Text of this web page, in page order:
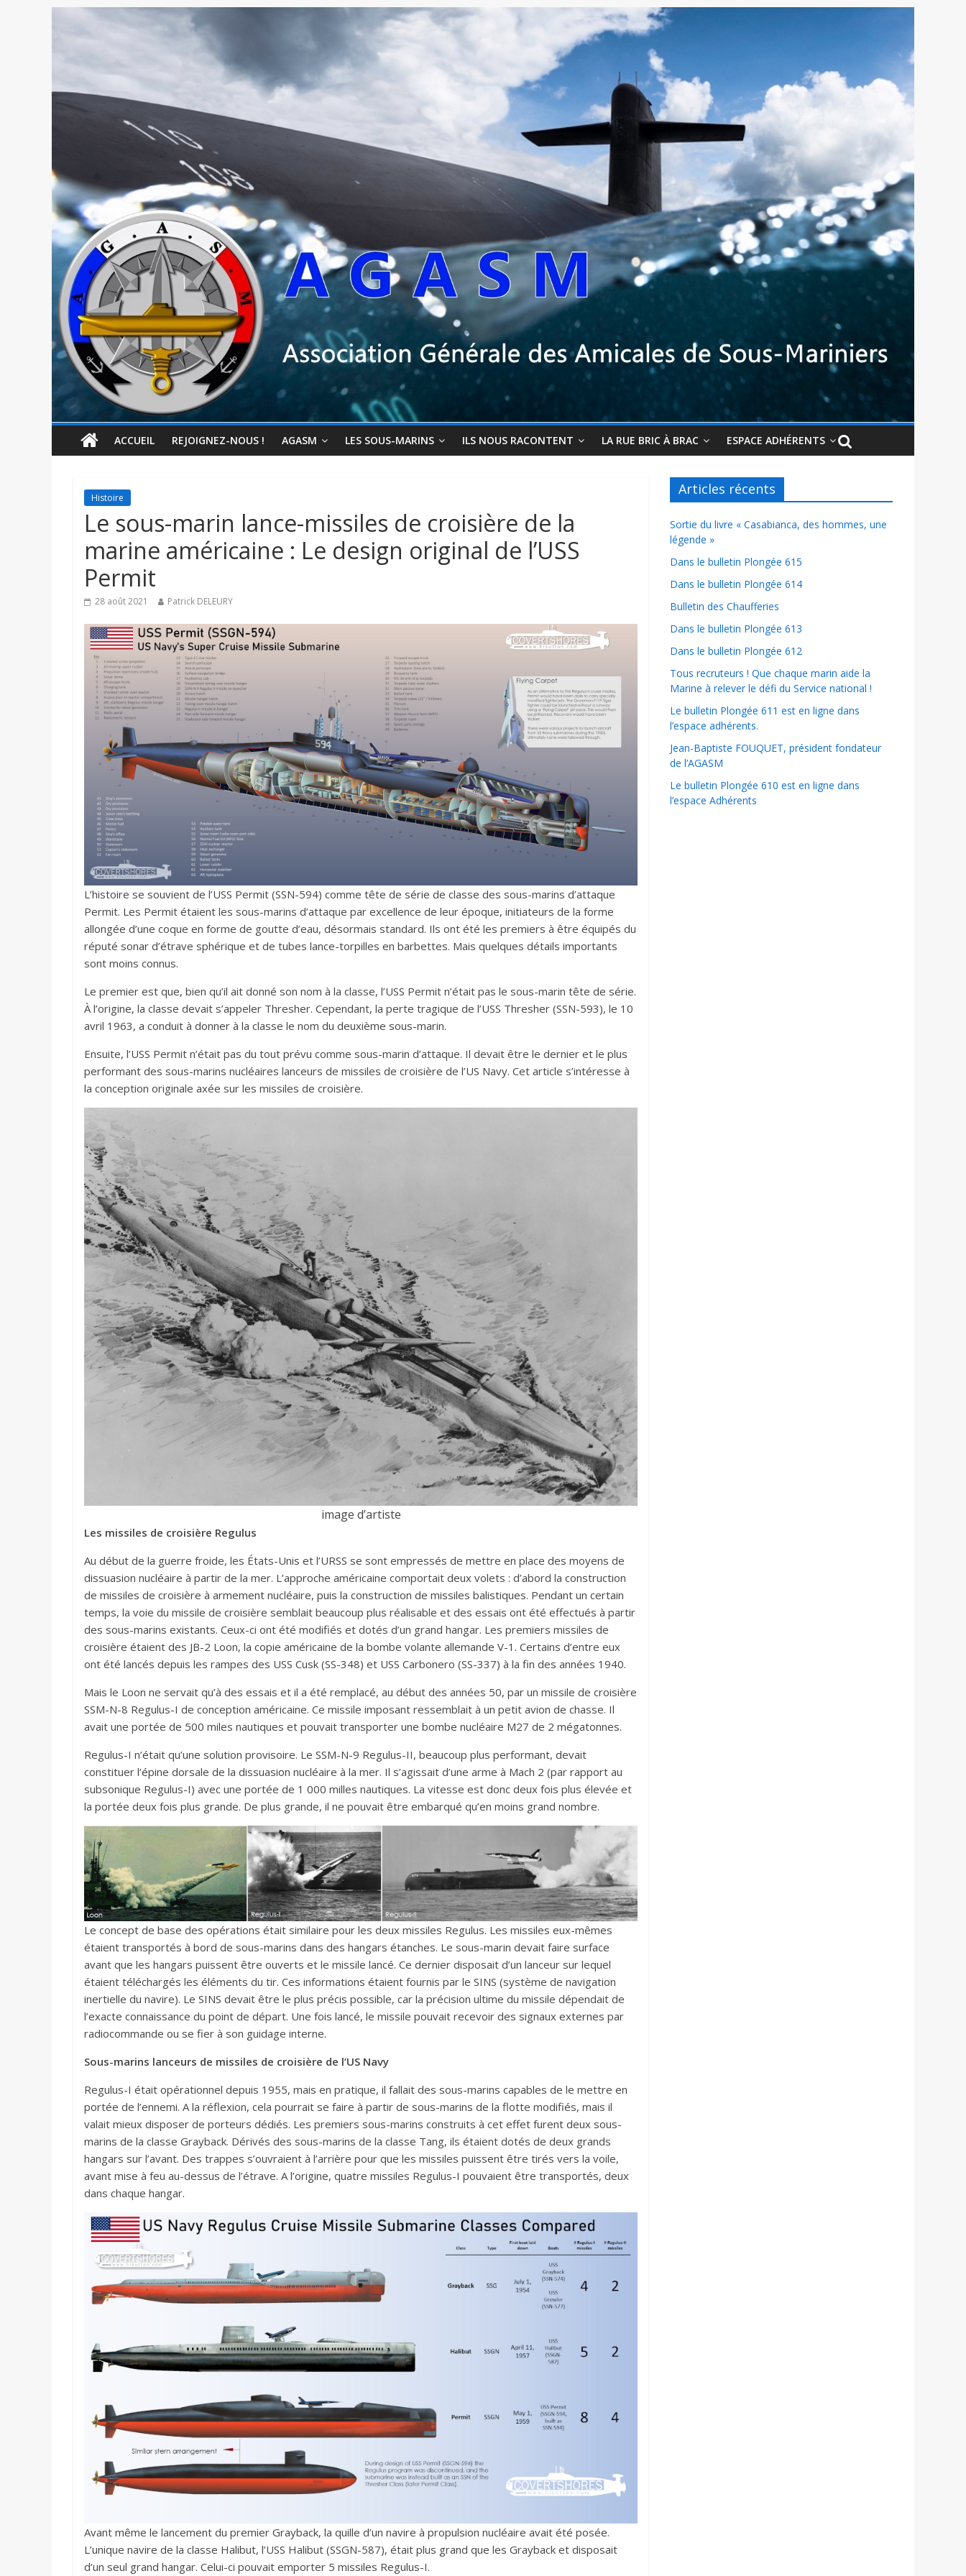
ACCUEIL REJOIGNEZ-NOUS ! AGASM LES SOUS-MARINS ILS NOUS RACONTENT LA RUE BRIC À BRAC ESPACE ADHÉRENTS
Histoire
Le sous-marin lance-missiles de croisière de la
marine américaine : Le design original de l’USS
Permit
28 août 2021 Patrick DELEURY
L’histoire se souvient de l’USS Permit (SSN-594) comme tête de série de classe des sous-marins d’attaque
Permit. Les Permit étaient les sous-marins d’attaque par excellence de leur époque, initiateurs de la forme
allongée d’une coque en forme de goutte d’eau, désormais standard. Ils ont été les premiers à être équipés du
réputé sonar d’étrave sphérique et de tubes lance-torpilles en barbettes. Mais quelques détails importants
sont moins connus.
Le premier est que, bien qu’il ait donné son nom à la classe, l’USS Permit n’était pas le sous-marin tête de série.
À l’origine, la classe devait s’appeler Thresher. Cependant, la perte tragique de l’USS Thresher (SSN-593), le 10
avril 1963, a conduit à donner à la classe le nom du deuxième sous-marin.
Ensuite, l’USS Permit n’était pas du tout prévu comme sous-marin d’attaque. Il devait être le dernier et le plus
performant des sous-marins nucléaires lanceurs de missiles de croisière de l’US Navy. Cet article s’intéresse à
la conception originale axée sur les missiles de croisière.
image d’artiste
Les missiles de croisière Regulus
Au début de la guerre froide, les États-Unis et l’URSS se sont empressés de mettre en place des moyens de
dissuasion nucléaire à partir de la mer. L’approche américaine comportait deux volets : d’abord la construction
de missiles de croisière à armement nucléaire, puis la construction de missiles balistiques. Pendant un certain
temps, la voie du missile de croisière semblait beaucoup plus réalisable et des essais ont été effectués à partir
des sous-marins existants. Ceux-ci ont été modifiés et dotés d’un grand hangar. Les premiers missiles de
croisière étaient des JB-2 Loon, la copie américaine de la bombe volante allemande V-1. Certains d’entre eux
ont été lancés depuis les rampes des USS Cusk (SS-348) et USS Carbonero (SS-337) à la fin des années 1940.
Mais le Loon ne servait qu’à des essais et il a été remplacé, au début des années 50, par un missile de croisière
SSM-N-8 Regulus-I de conception américaine. Ce missile imposant ressemblait à un petit avion de chasse. Il
avait une portée de 500 miles nautiques et pouvait transporter une bombe nucléaire M27 de 2 mégatonnes.
Regulus-I n’était qu’une solution provisoire. Le SSM-N-9 Regulus-II, beaucoup plus performant, devait
constituer l’épine dorsale de la dissuasion nucléaire à la mer. Il s’agissait d’une arme à Mach 2 (par rapport au
subsonique Regulus-I) avec une portée de 1 000 milles nautiques. La vitesse est donc deux fois plus élevée et
la portée deux fois plus grande. De plus grande, il ne pouvait être embarqué qu’en moins grand nombre.
Le concept de base des opérations était similaire pour les deux missiles Regulus. Les missiles eux-mêmes
étaient transportés à bord de sous-marins dans des hangars étanches. Le sous-marin devait faire surface
avant que les hangars puissent être ouverts et le missile lancé. Ce dernier disposait d’un lanceur sur lequel
étaient téléchargés les éléments du tir. Ces informations étaient fournis par le SINS (système de navigation
inertielle du navire). Le SINS devait être le plus précis possible, car la précision ultime du missile dépendait de
l’exacte connaissance du point de départ. Une fois lancé, le missile pouvait recevoir des signaux externes par
radiocommande ou se fier à son guidage interne.
Sous-marins lanceurs de missiles de croisière de l’US Navy
Regulus-I était opérationnel depuis 1955, mais en pratique, il fallait des sous-marins capables de le mettre en
portée de l’ennemi. A la réflexion, cela pourrait se faire à partir de sous-marins de la flotte modifiés, mais il
valait mieux disposer de porteurs dédiés. Les premiers sous-marins construits à cet effet furent deux sous-
marins de la classe Grayback. Dérivés des sous-marins de la classe Tang, ils étaient dotés de deux grands
hangars sur l’avant. Des trappes s’ouvraient à l’arrière pour que les missiles puissent être tirés vers la voile,
avant mise à feu au-dessus de l’étrave. A l’origine, quatre missiles Regulus-I pouvaient être transportés, deux
dans chaque hangar.
Avant même le lancement du premier Grayback, la quille d’un navire à propulsion nucléaire avait été posée.
L’unique navire de la classe Halibut, l’USS Halibut (SSGN-587), était plus grand que les Grayback et disposait
d’un seul grand hangar. Celui-ci pouvait emporter 5 missiles Regulus-I.
Articles récents
Sortie du livre « Casabianca, des hommes, une
légende »
Dans le bulletin Plongée 615
Dans le bulletin Plongée 614
Bulletin des Chaufferies
Dans le bulletin Plongée 613
Dans le bulletin Plongée 612
Tous recruteurs ! Que chaque marin aide la
Marine à relever le défi du Service national !
Le bulletin Plongée 611 est en ligne dans
l’espace adhérents.
Jean-Baptiste FOUQUET, président fondateur
de l’AGASM
Le bulletin Plongée 610 est en ligne dans
l’espace Adhérents